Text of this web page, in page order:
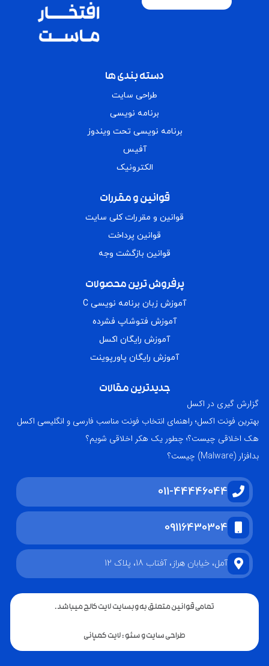
دسته بندی ها
طراحی سایت
برنامه نویسی
برنامه نویسی تحت ویندوز
آفیس
الکترونیک
قوانین و مقررات
قوانین و مقررات کلی سایت
قوانین پرداخت
قوانین بازگشت وجه
پرفروش ترین محصولات
آموزش زبان برنامه نویسی C
آموزش فتوشاپ فشرده
آموزش رایگان اکسل
آموزش رایگان پاورپوینت
جدیدترین مقالات
گزارش گیری در اکسل
بهترین فونت اکسل؛ راهنمای انتخاب فونت مناسب فارسی و انگلیسی اکسل
هک اخلاقی چیست؟؛ چطور یک هکر اخلاقی شویم؟
بدافزار (Malware) چیست؟
011-44446044
09116430304
آمل، خیابان هراز، آفتاب 18، پلاک 12
تمامی قوانین متعلق به وبسایت لایت کالج میباشد.
طراحی سایت و سئو : لایت کمپانی